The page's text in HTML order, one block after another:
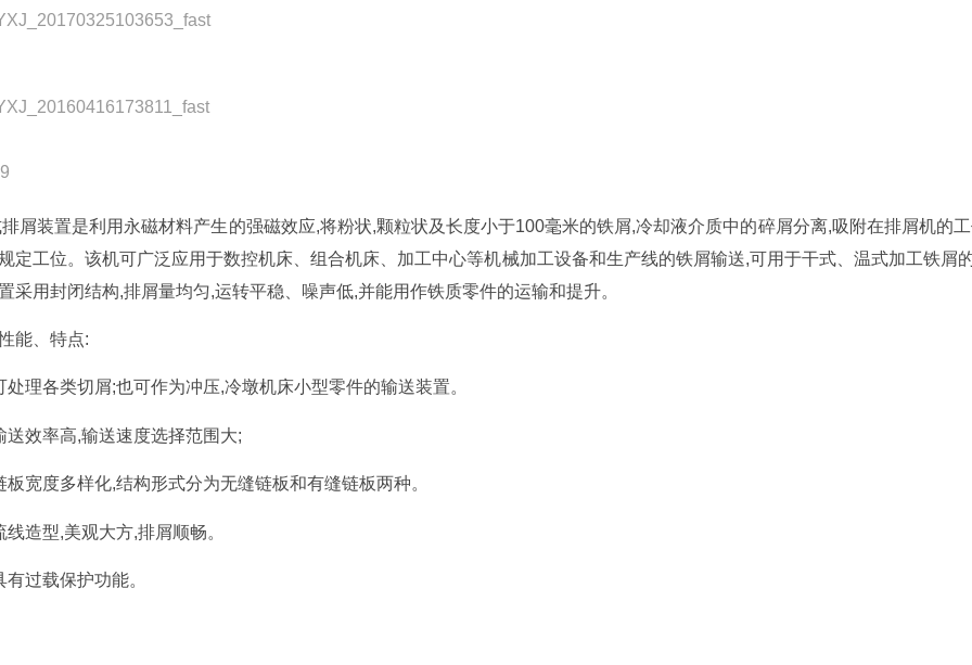
屑装置是利用永磁材料产生的强磁效应,将粉状,颗粒状及长度小于100毫米的铁屑,冷却液介质中的碎屑分离,吸附在排屑机的
定工位。该机可广泛应用于数控机床、组合机床、加工中心等机械加工设备和生产线的铁屑输送,可用于干式、温式加工铁屑
采用封闭结构,排屑量均匀,运转平稳、噪声低,并能用作铁质零件的运输和提升。
能、特点:
处理各类切屑;也可作为冲压,冷墩机床小型零件的输送装置。
送效率高,输送速度选择范围大;
板宽度多样化,结构形式分为无缝链板和有缝链板两种。
线造型,美观大方,排屑顺畅。
具有过载保护功能。